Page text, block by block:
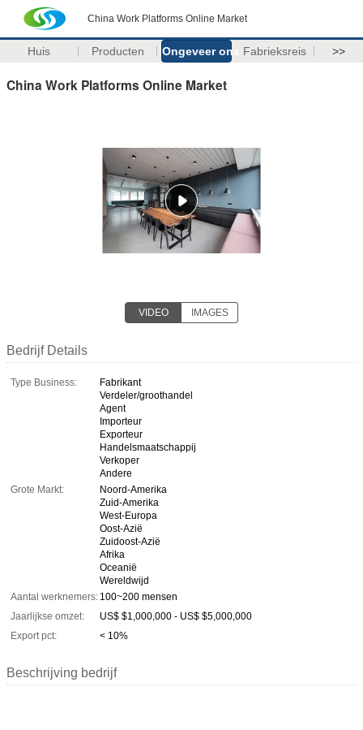
China Work Platforms Online Market
Huis Producten Ongeveer ons Fabrieksreis >>
China Work Platforms Online Market
VIDEO IMAGES
Bedrijf Details
Type Business:
Fabrikant
Verdeler/groothandel
Agent
Importeur
Exporteur
Handelsmaatschappij
Verkoper
Andere
Grote Markt:
Noord-Amerika
Zuid-Amerika
West-Europa
Oost-Azië
Zuidoost-Azië
Afrika
Oceanië
Wereldwijd
Aantal werknemers: 100~200 mensen
Jaarlijkse omzet:
US$ $1,000,000 - US$ $5,000,000
Export pct:
< 10%
Beschrijving bedrijf